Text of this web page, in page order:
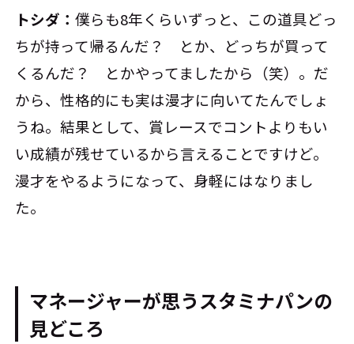
トシダ：僕らも8年くらいずっと、この道具どっ
ちが持って帰るんだ？ とか、どっちが買って
くるんだ？ とかやってましたから（笑）。だ
から、性格的にも実は漫才に向いてたんでしょ
うね。結果として、賞レースでコントよりもい
い成績が残せているから言えることですけど。
漫才をやるようになって、身軽にはなりまし
た。
マネージャーが思うスタミナパンの
見どころ